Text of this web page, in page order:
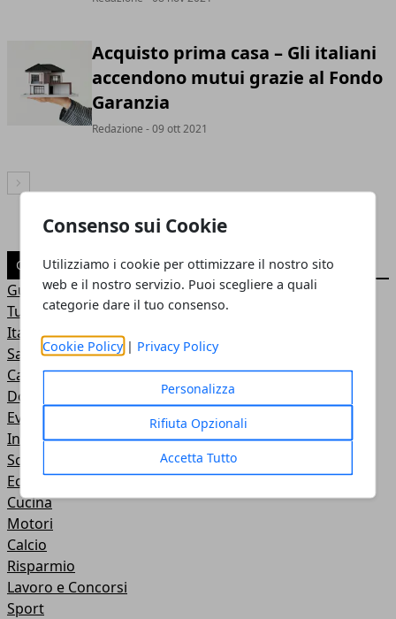
Consenso sui Cookie
Utilizziamo i cookie per ottimizzare il nostro sito
web e il nostro servizio. Puoi scegliere a quali
categorie dare il tuo consenso.
Cookie Policy | Privacy Policy
Personalizza
Rifiuta Opzionali
Accetta Tutto
Acquisto prima casa – Gli italiani
accendono mutui grazie al Fondo
Garanzia
Redazione - 09 ott 2021
Articolo Successivo
CATEGORIE
Guide
Turismo
Italia
Salute e Benessere
Casa
Donna
Eventi
Investimenti
Scienza e tecnologia
Economia e Finanza
Cucina
Motori
Calcio
Risparmio
Lavoro e Concorsi
Sport